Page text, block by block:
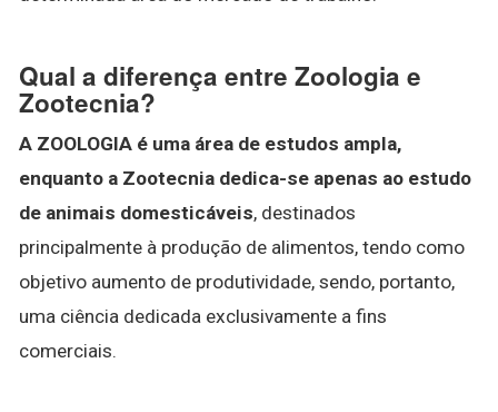
Qual a diferença entre Zoologia e
Zootecnia?
A ZOOLOGIA é uma área de estudos ampla,
enquanto a Zootecnia dedica-se apenas ao estudo
de animais domesticáveis, destinados
principalmente à produção de alimentos, tendo como
objetivo aumento de produtividade, sendo, portanto,
uma ciência dedicada exclusivamente a fins
comerciais.